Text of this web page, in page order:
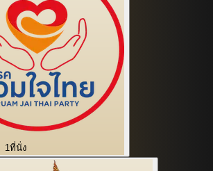
1ที่นั่ง